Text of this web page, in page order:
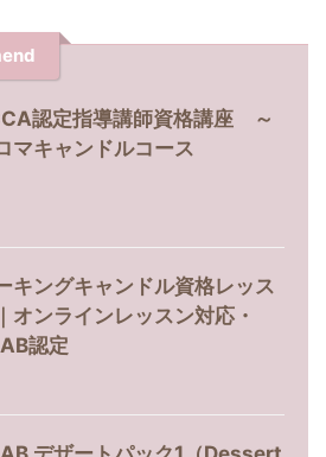
認定指導講師資格講座 ～
マキャンドルコース
キングキャンドル資格レッス
オンラインレッスン対応・
認定